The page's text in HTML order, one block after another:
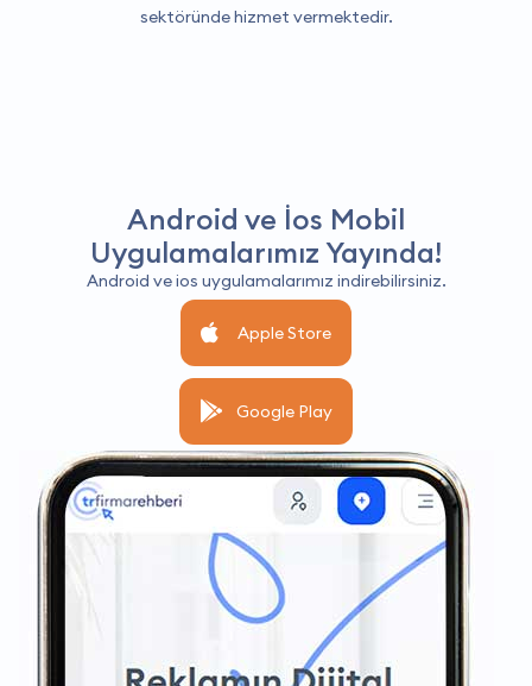
sektöründe hizmet vermektedir.
Android ve İos Mobil
Uygulamalarımız Yayında!
Android ve ios uygulamalarımız indirebilirsiniz.
Apple Store
Google Play